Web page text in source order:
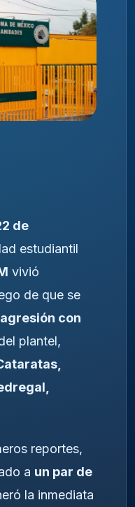
de
estudiantil
vivió
de que se
con
plantel,
reportes,
a un par de
la inmediata